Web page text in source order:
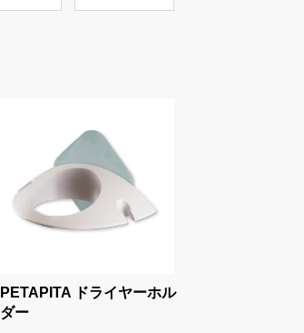
PETAPITA ドライヤーホル
ダー